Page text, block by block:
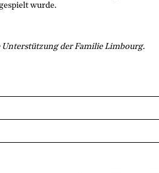
wurde.
Unterstützung der Familie Limbourg.